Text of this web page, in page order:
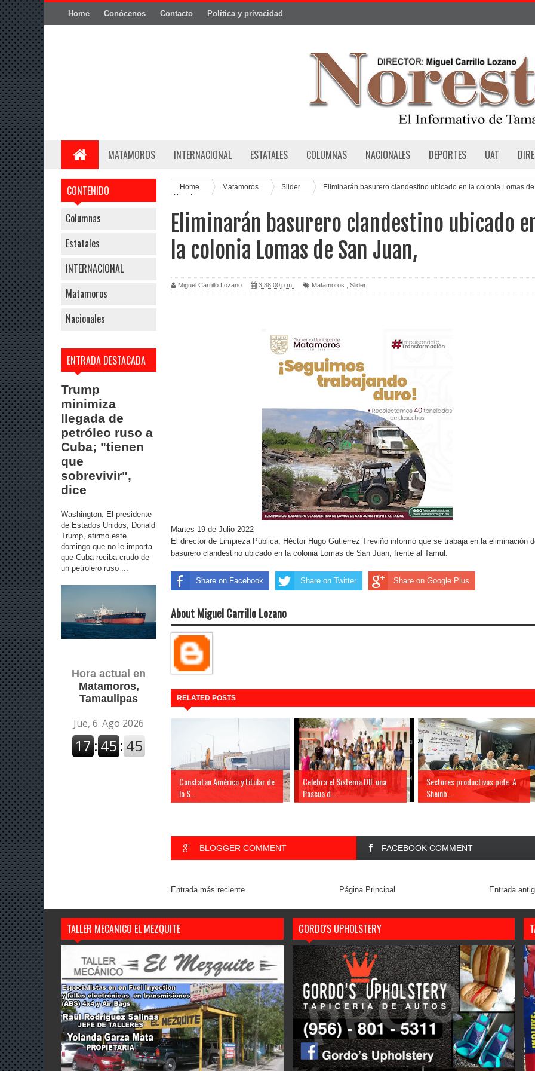
Home Conócenos Contacto Política y privacidad
MATAMOROS INTERNACIONAL ESTATALES COLUMNAS NACIONALES DEPORTES UAT
CONTENIDO
Columnas
Estatales
INTERNACIONAL
Matamoros
Nacionales
ENTRADA DESTACADA
Trump
minimiza
llegada de
petróleo ruso a
Cuba; "tienen
que
sobrevivir",
dice
Washington. El presidente
de Estados Unidos, Donald
Trump, afirmó este
domingo que no le importa
que Cuba reciba crudo de
un petrolero ruso ...
Hora actual en
Matamoros,
Tamaulipas
Home Matamoros Slider
Eliminarán basurero clandestino ubicado en la colonia Lomas de
San Juan,
Eliminarán basurero clandestino ubicado
la colonia Lomas de San Juan,
Miguel Carrillo Lozano 3:38:00 p.m. Matamoros Slider
Martes 19 de Julio 2022
El director de Limpieza Pública, Héctor Hugo Gutiérrez Treviño informó que se trabaja en la eliminación
basurero clandestino ubicado en la colonia Lomas de San Juan, frente al Tamul.
Share on Facebook Share on Twitter Share on Google Plus
About Miguel Carrillo Lozano
RELATED POSTS
Constatan Américo y titular de
la S...
Celebra el Sistema DIF una
Pascua d...
Sectores productivos pide. A
Sheinb...
BLOGGER COMMENT FACEBOOK COMMENT
Entrada más reciente Entrada
Página Principal
TALLER MECANICO EL MEZQUITE GORDO'S UPHOLSTERY